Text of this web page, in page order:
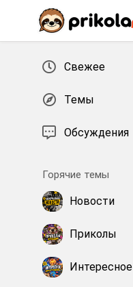
Перейти к контенту
Свежее
Темы
Обсуждения
Горячие темы
Новости
Приколы
Интересное